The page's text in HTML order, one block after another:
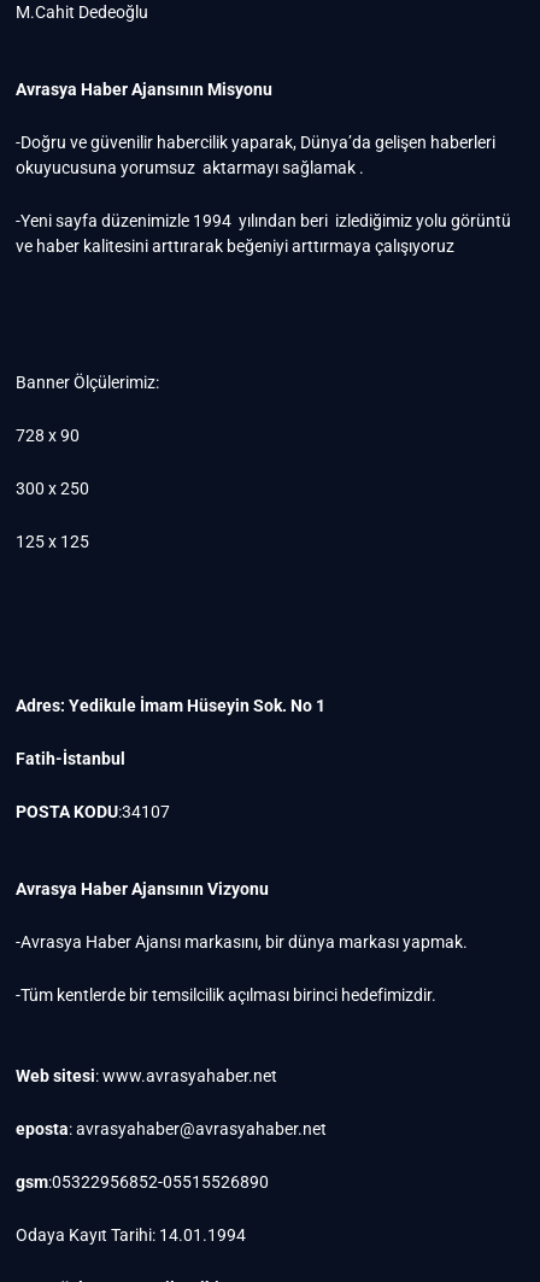
M.Cahit Dedeoğlu
Avrasya Haber Ajansının Misyonu
-Doğru ve güvenilir habercilik yaparak, Dünya’da gelişen haberleri
okuyucusuna yorumsuz aktarmayı sağlamak .
-Yeni sayfa düzenimizle 1994 yılından beri izlediğimiz yolu görüntü
ve haber kalitesini arttırarak beğeniyi arttırmaya çalışıyoruz
Banner Ölçülerimiz:
728 x 90
300 x 250
125 x 125
Adres: Yedikule İmam Hüseyin Sok. No 1
Fatih-İstanbul
POSTA KODU:34107
Avrasya Haber Ajansının Vizyonu
-Avrasya Haber Ajansı markasını, bir dünya markası yapmak.
-Tüm kentlerde bir temsilcilik açılması birinci hedefimizdir.
Web sitesi: www.avrasyahaber.net
eposta: avrasyahaber@avrasyahaber.net
gsm:05322956852-05515526890
Odaya Kayıt Tarihi: 14.01.1994